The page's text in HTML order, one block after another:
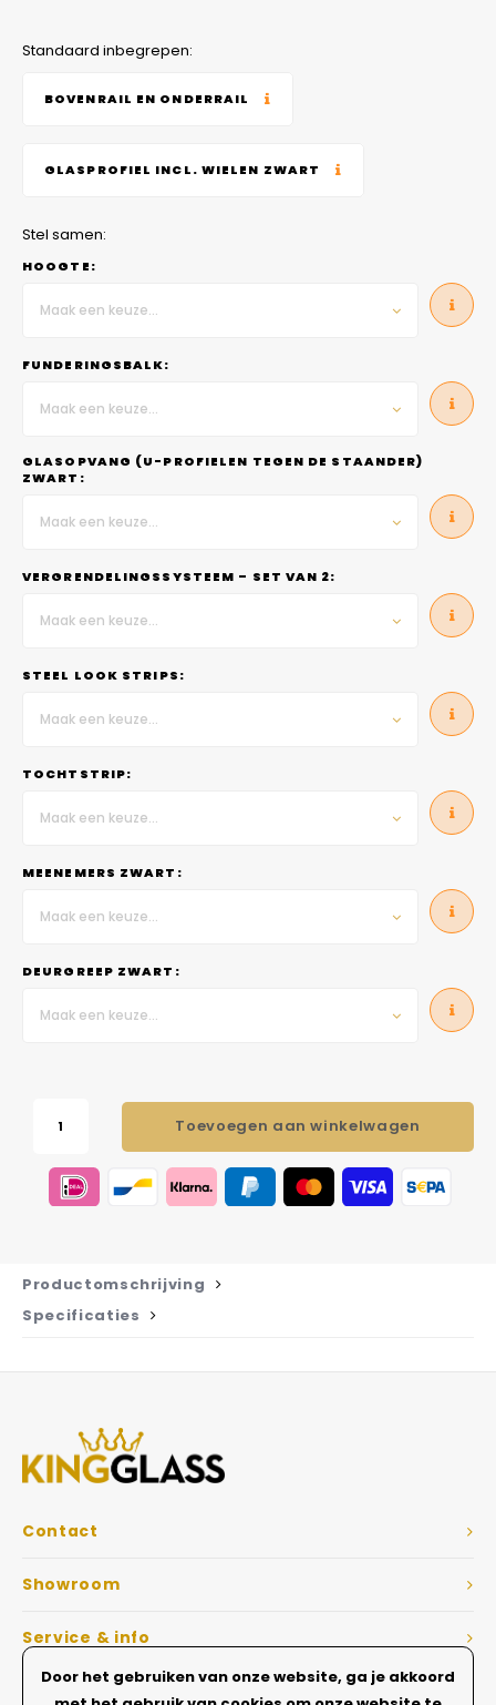
Standaard inbegrepen:
BOVENRAIL EN ONDERRAIL
GLASPROFIEL INCL. WIELEN ZWART
Stel samen:
HOOGTE:
Maak een keuze...
FUNDERINGSBALK:
Maak een keuze...
GLASOPVANG (U-PROFIELEN TEGEN DE STAANDER)
ZWART:
Maak een keuze...
VERGRENDELINGSSYSTEEM – SET VAN 2:
Maak een keuze...
STEEL LOOK STRIPS:
Maak een keuze...
TOCHTSTRIP:
Maak een keuze...
MEENEMERS ZWART:
Maak een keuze...
DEURGREEP ZWART:
Maak een keuze...
Toevoegen aan winkelwagen
Productomschrijving
Specificaties
Contact
Showroom
Service & info
Dé Glazen wanden specialist
Door het gebruiken van onze website, ga je akkoord